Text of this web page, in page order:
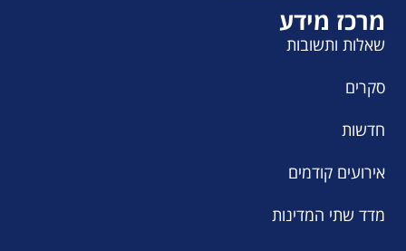
מרכז מידע
שאלות ותשובות
סקרים
חדשות
אירועים קודמים
מדד שתי המדינות